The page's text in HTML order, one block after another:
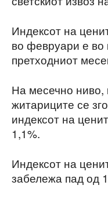
Индексот на
во февруари е во
претходниот
На месечно ниво,
житариците се
индексот на
1,1%.
Индексот на
забележа пад од